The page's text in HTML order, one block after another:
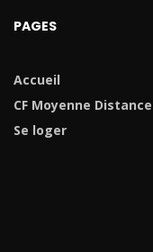
PAGES
Accueil
CF Moyenne Distance
Se loger